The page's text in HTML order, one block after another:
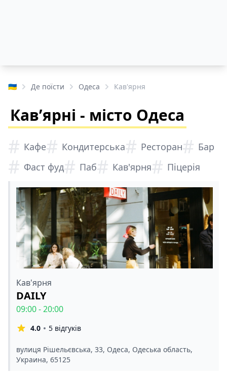
🇺🇦 Де поїсти Одеса Кав'ярня
Кавʼярні - місто Одеса
# Кафе# Кондитерська# Ресторан# Бар
# Фаст фуд# Паб# Кав'ярня# Піцерія
Кав'ярня
DAILY
09:00 - 20:00
4.0 5 відгуків
вулиця Рішельєвська, 33, Одеса, Одеська область,
Украина, 65125